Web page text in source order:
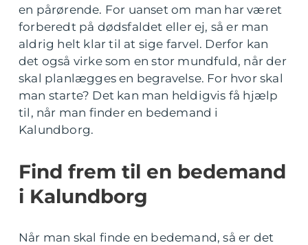
en pårørende. For uanset om man har været
forberedt på dødsfaldet eller ej, så er man
aldrig helt klar til at sige farvel. Derfor kan
det også virke som en stor mundfuld, når der
skal planlægges en begravelse. For hvor skal
man starte? Det kan man heldigvis få hjælp
til, når man finder en bedemand i
Kalundborg.
Find frem til en bedemand
i Kalundborg
Når man skal finde en bedemand, så er det